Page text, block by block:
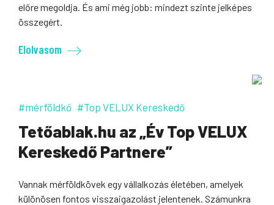
előre megoldja. És ami még jobb: mindezt szinte jelképes
összegért.
Elolvasom
#mérföldkő #Top VELUX Kereskedő
Tetőablak.hu az „Év Top VELUX
Kereskedő Partnere”
Vannak mérföldkövek egy vállalkozás életében, amelyek
különösen fontos visszaigazolást jelentenek. Számunkra